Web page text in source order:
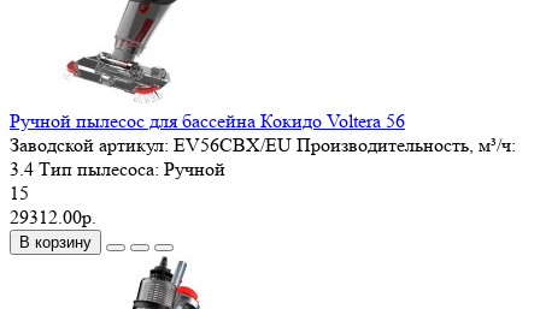
Ручной пылесос для бассейна Кокидо Voltera 56
Заводской артикул: EV56CBX/EU Производительность, м³/ч:
3.4 Тип пылесоса: Ручной
15
29312.00р.
В корзину